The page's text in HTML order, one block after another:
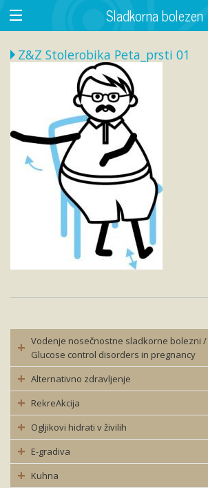
Sladkorna bolezen
Z&Z Stolerobika Peta_prsti 01
Vodenje nosečnostne sladkorne bolezni /
Glucose control disorders in pregnancy
Alternativno zdravljenje
RekreAkcija
Ogljikovi hidrati v živilih
E-gradiva
Kuhna